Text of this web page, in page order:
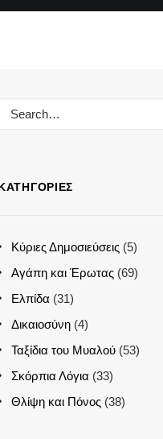
Κύριες Δημοσιεύσεις (5)
Αγάπη και Έρωτας (69)
Ελπίδα (31)
Δικαιοσύνη (4)
Ταξίδια του Μυαλού (53)
Σκόρπια Λόγια (33)
Θλίψη και Πόνος (38)